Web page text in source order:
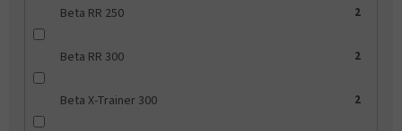
Beta RR 250 2
Beta RR 300 2
Beta X-Trainer 300 2